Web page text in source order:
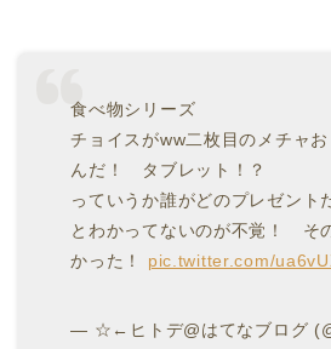
食べ物シリーズ
チョイスがww二枚目のメチャ
んだ！ タブレット！？
っていうか誰がどのプレゼント
とわかってないのが不覚！ そ
かった！ pic.twitter.com/
— ☆←ヒトデ@はてなブログ